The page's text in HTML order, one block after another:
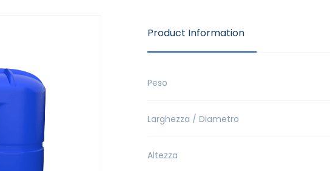
Product Information
Peso
Larghezza / Diametro
Altezza